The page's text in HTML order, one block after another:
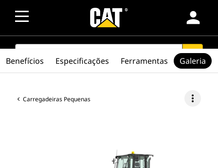
person
SEARCH search
Carregadeiras Pequenas more_vert
Benefícios Especificações Ferramentas Galeria